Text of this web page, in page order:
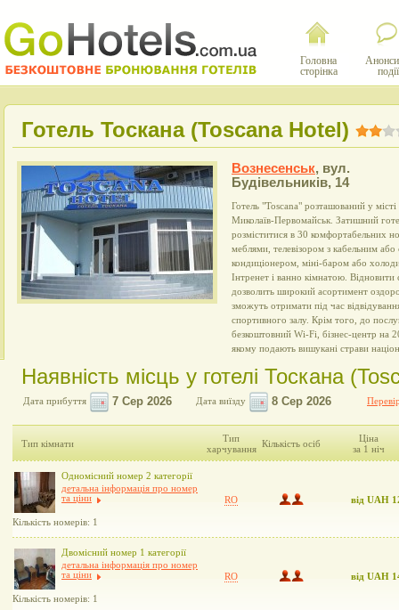
Головна
сторінка
події
Готель Тоскана (Toscana Hotel)
Вознесенськ, вул.
Будівельників, 14
Готель "Тоscana" розташований у
Миколаїв-Первомайськ. Затишний
розміститися в 30 комфортабельних
меблями, телевізором з кабельним
кондиціонером, міні-баром або
Інтренет і ванно кімнатою.
дозволить широкий асортимент
зможуть отримати під час
спортивного залу. Крім того, до
безкоштовний Wi-Fi, бізнес-центр на
якому подають вишукані страви
Наявність місць у готелі Тоскана
Дата прибуття Дата виїзду
Тип кімнати
Тип
харчування Кількість осіб
Ціна
за 1 ніч
Одномісний номер 2 категорії
детальна інформація про номер
та ціни
Кількість номерів: 1
RO від UAH
Двомісний номер 1 категорії
детальна інформація про номер
та ціни
Кількість номерів: 1
RO від UAH